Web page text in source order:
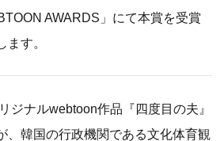
AWARDS」にて本賞を受賞
ます。
ジナルwebtoon作品『四度目の夫』
、韓国の行政機関である文化体育観